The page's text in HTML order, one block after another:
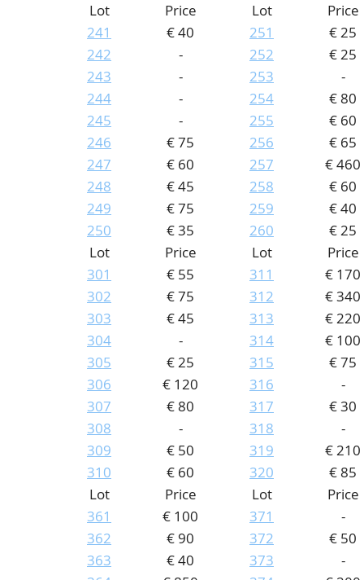
Lot
Price
241
€ 40
242
-
243
-
244
-
245
-
246
€ 75
247
€ 60
248
€ 45
249
€ 75
250
€ 35
Lot
Price
251
€ 25
252
€ 25
253
-
254
€ 80
255
€ 60
256
€ 65
257
€ 460
258
€ 60
259
€ 40
260
€ 25
Lot
Price
301
€ 55
302
€ 75
303
€ 45
304
-
305
€ 25
306
€ 120
307
€ 80
308
-
309
€ 50
310
€ 60
Lot
Price
311
€ 170
312
€ 340
313
€ 220
314
€ 100
315
€ 75
316
-
317
€ 30
318
-
319
€ 210
320
€ 85
Lot
Price
361
€ 100
362
€ 90
363
€ 40
Lot
Price
371
-
372
€ 50
373
-